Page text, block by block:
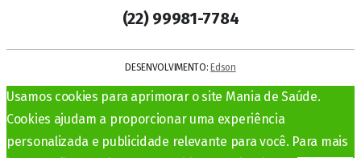
(22) 99981-7784
DESENVOLVIMENTO: Edson
Usamos cookies para aprimorar o site Mania de Saúde.
Cookies ajudam a proporcionar uma experiência
personalizada e publicidade relevante para você. Para mais